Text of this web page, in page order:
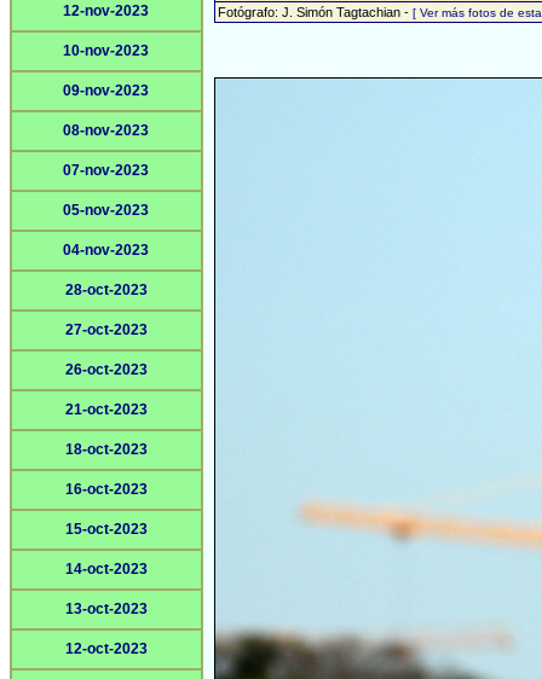
12-nov-2023
10-nov-2023
09-nov-2023
08-nov-2023
07-nov-2023
05-nov-2023
04-nov-2023
28-oct-2023
27-oct-2023
26-oct-2023
21-oct-2023
18-oct-2023
16-oct-2023
15-oct-2023
14-oct-2023
13-oct-2023
12-oct-2023
Fotógrafo: J. Simón Tagtachian - [ Ver más fotos de